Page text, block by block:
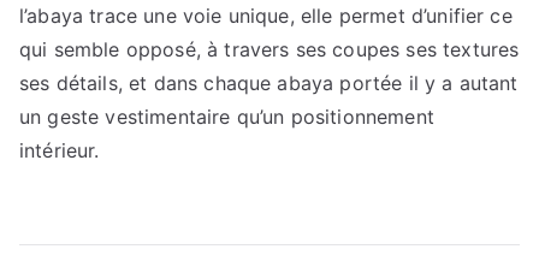
l’abaya trace une voie unique, elle permet d’unifier ce
qui semble opposé, à travers ses coupes ses textures
ses détails, et dans chaque abaya portée il y a autant
un geste vestimentaire qu’un positionnement
intérieur.